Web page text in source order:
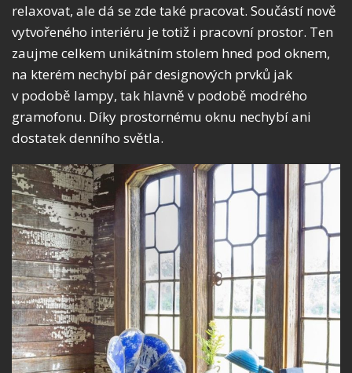
relaxovat, ale dá se zde také pracovat. Součástí nově
vytvořeného interiéru je totiž i pracovní prostor. Ten
zaujme celkem unikátním stolem hned pod oknem,
na kterém nechybí pár designových prvků jak
v podobě lampy, tak hlavně v podobě modrého
gramofonu. Díky prostornému oknu nechybí ani
dostatek denního světla.